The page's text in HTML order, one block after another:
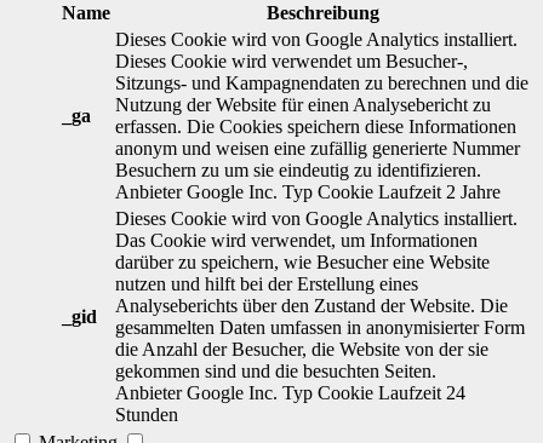
Name
Beschreibung
_ga
Dieses Cookie wird von Google Analytics installiert.
Dieses Cookie wird verwendet um Besucher-,
Sitzungs- und Kampagnendaten zu berechnen und die
Nutzung der Website für einen Analysebericht zu
erfassen. Die Cookies speichern diese Informationen
anonym und weisen eine zufällig generierte Nummer
Besuchern zu um sie eindeutig zu identifizieren.
Anbieter Google Inc. Typ Cookie Laufzeit 2 Jahre
_gid
Dieses Cookie wird von Google Analytics installiert.
Das Cookie wird verwendet, um Informationen
darüber zu speichern, wie Besucher eine Website
nutzen und hilft bei der Erstellung eines
Analyseberichts über den Zustand der Website. Die
gesammelten Daten umfassen in anonymisierter Form
die Anzahl der Besucher, die Website von der sie
gekommen sind und die besuchten Seiten.
Anbieter Google Inc. Typ Cookie Laufzeit 24
Stunden